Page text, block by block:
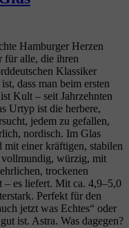
Hamburger Herzen
für alle, die ihren
Klassiker
dass man beim ersten
Kult – seit Jahrzehnten
Urtyp ist die herbere,
jedem zu gefallen,
nordisch. Im Glas
einer kräftigen, stabilen
vollmundig, würzig, mit
trockenen
– es liefert. Mit ca. 4,9–5,0
Perfekt für den
jetzt was Echtes“ oder
ist. Astra. Was dagegen?